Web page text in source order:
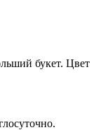
букет. Цвет